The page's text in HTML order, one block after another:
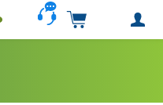
Carrinho de